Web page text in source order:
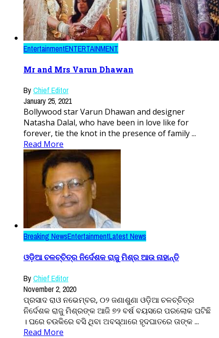
EntertainmentENTERTAINMENT
Mr and Mrs Varun Dhawan
ByChief Editor
January 25, 2021
Bollywood star Varun Dhawan and designer
Natasha Dalal, who have been in love like for
forever, tie the knot in the presence of family ...
Read More
Breaking NewsEntertainmentLatest News
ଓଡ଼ିଆ ଚଳଚ୍ଚିତ୍ର ନିର୍ଦେଶକ ରାଜୁ ମିଶ୍ର ଆଉ ନାହାନ୍ତି
ByChief Editor
November 2, 2020
ପ୍ରସାଦ ରାଓ ନଭେମ୍ବର, ୦୨ ଜଣାଶୁଣା ଓଡ଼ିଆ ଚଳଚ୍ଚିତ୍ର
ନିର୍ଦେଶକ ରାଜୁ ମିଶ୍ରଙ୍କ ଆଜି ୭୨ ବର୍ଷ ବୟସରେ ପରଲୋକ ଘଟିଛି
। ଘରେ ଚଉକିରେ ବସି ଥିବା ଅବସ୍ଥାରେ ହୃଦଘାତରେ ତାଙ୍କ ...
Read More